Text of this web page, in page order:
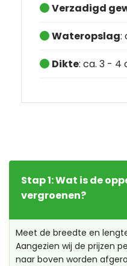
Verzadigd
Wateropslag:
Dikte: ca. 3 - 4
Stap 1: Wat is de
vergroenen?
Meet de breedte en
Aangezien wij de prijzen
naar boven worden